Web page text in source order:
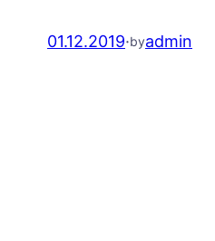
01.12.2019·byadmin